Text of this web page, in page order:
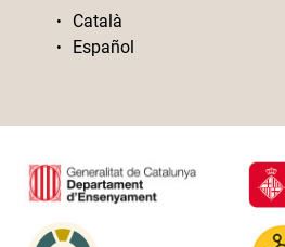
Català
Español